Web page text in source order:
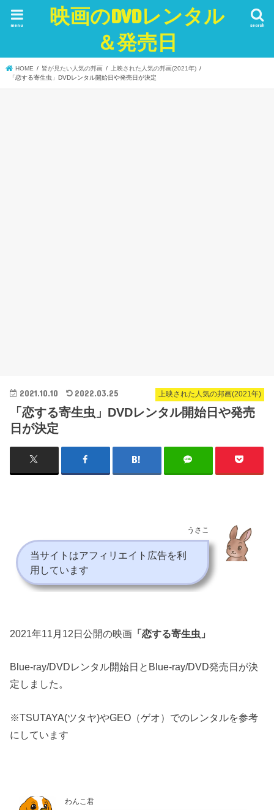
映画のDVDレンタル
＆発売日
search
menu
HOME 皆が見たい人気の邦画
上映された人気の邦画(2021年)
「恋する寄生虫」DVDレンタル開始日や発売日が決定
上映された人気の邦画(2021年)
2021.10.10 2022.03.25
「恋する寄生虫」DVDレンタル開始日や発売
日が決定
うさこ
当サイトはアフィリエイト広告を利
用しています
2021年11月12日公開の映画 「恋する寄生虫」
Blue-ray/DVDレンタル開始日とBlue-ray/DVD発売日が決
定しました。
※TSUTAYA(ツタヤ)やGEO（ゲオ）でのレンタルを参考
にしています
わんこ君